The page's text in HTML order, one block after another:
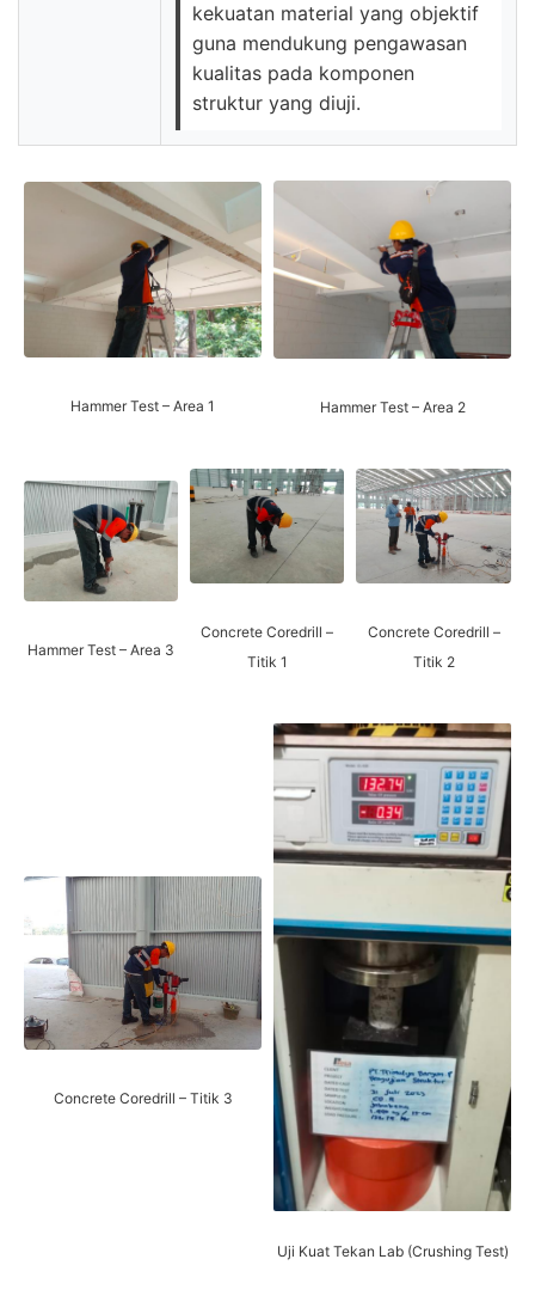
kekuatan material yang objektif
guna mendukung pengawasan
kualitas pada komponen
struktur yang diuji.
Hammer Test – Area 1 Hammer Test – Area 2
Hammer Test – Area 3
Concrete Coredrill –
Titik 1
Concrete Coredrill –
Titik 2
Concrete Coredrill – Titik 3
Uji Kuat Tekan Lab (Crushing Test)